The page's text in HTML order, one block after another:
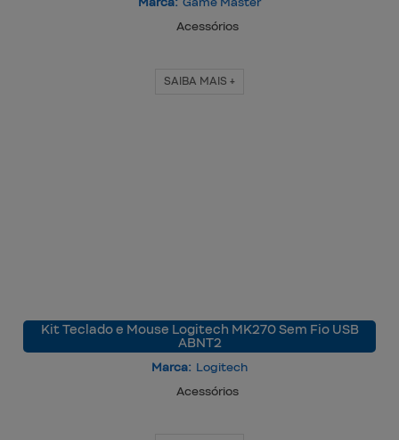
Acessórios
SAIBA MAIS +
Kit Teclado e Mouse Logitech MK270 Sem Fio USB
ABNT2
Marca: Logitech
Acessórios